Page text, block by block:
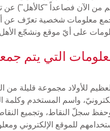
على أيّ موقع ونشجّع
التي يتم
للأولاد مجموعة قليلة من
واسم المستخدم
للموقع الإلكتروني